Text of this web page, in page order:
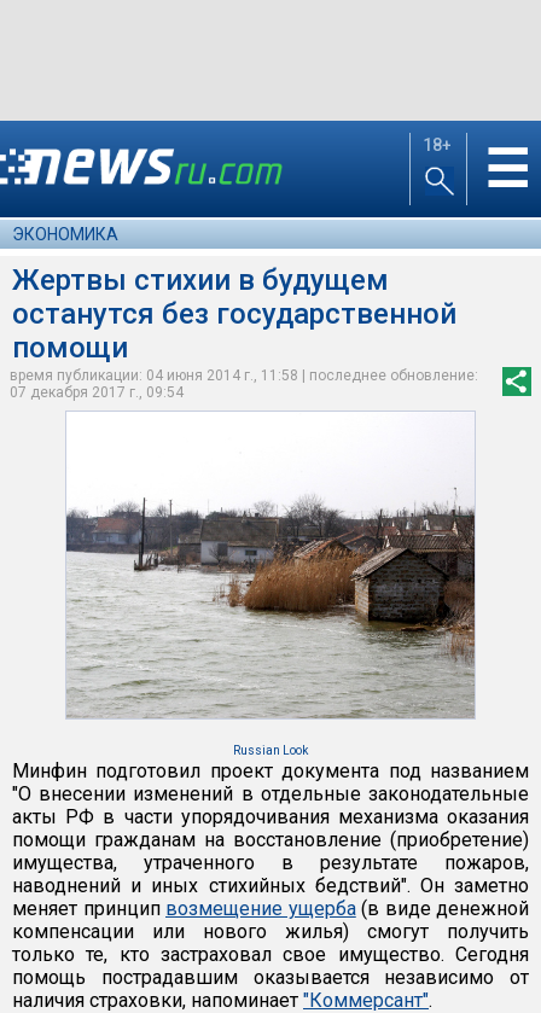
18+ ☰
ЭКОНОМИКА
Жертвы стихии в будущем
останутся без государственной
помощи
время публикации: 04 июня 2014 г., 11:58 | последнее обновление:
07 декабря 2017 г., 09:54
Russian Look
Минфин подготовил проект документа под названием
"О внесении изменений в отдельные законодательные
акты РФ в части упорядочивания механизма оказания
помощи гражданам на восстановление (приобретение)
имущества, утраченного в результате пожаров,
наводнений и иных стихийных бедствий". Он заметно
меняет принцип возмещение ущерба(в виде денежной
компенсации или нового жилья) смогут получить
только те, кто застраховал свое имущество. Сегодня
помощь пострадавшим оказывается независимо от
наличия страховки, напоминает "Коммерсант".